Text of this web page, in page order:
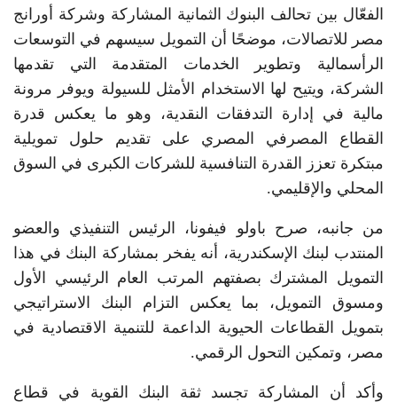
الفعّال بين تحالف البنوك الثمانية المشاركة وشركة أورانج
مصر للاتصالات، موضحًا أن التمويل سيسهم في التوسعات
الرأسمالية وتطوير الخدمات المتقدمة التي تقدمها
الشركة، ويتيح لها الاستخدام الأمثل للسيولة ويوفر مرونة
مالية في إدارة التدفقات النقدية، وهو ما يعكس قدرة
القطاع المصرفي المصري على تقديم حلول تمويلية
مبتكرة تعزز القدرة التنافسية للشركات الكبرى في السوق
المحلي والإقليمي.
من جانبه، صرح باولو فيفونا، الرئيس التنفيذي والعضو
المنتدب لبنك الإسكندرية، أنه يفخر بمشاركة البنك في هذا
التمويل المشترك بصفتهم المرتب العام الرئيسي الأول
ومسوق التمويل، بما يعكس التزام البنك الاستراتيجي
بتمويل القطاعات الحيوية الداعمة للتنمية الاقتصادية في
مصر، وتمكين التحول الرقمي.
وأكد أن المشاركة تجسد ثقة البنك القوية في قطاع